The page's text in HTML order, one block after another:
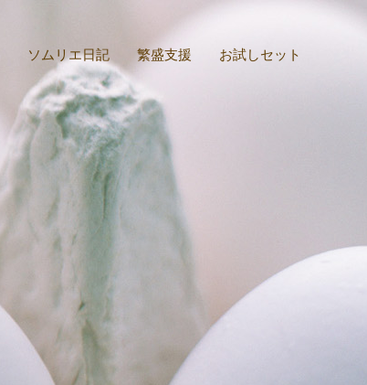
ソムリエ日記 繁盛支援 お試しセット